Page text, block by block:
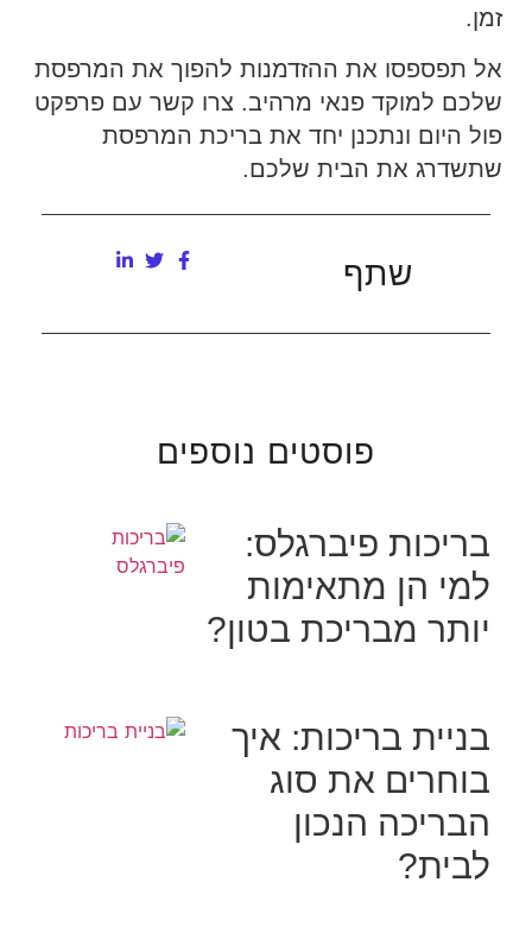
זמן.
אל תפספסו את ההזדמנות להפוך את המרפסת
שלכם למוקד פנאי מרהיב. צרו קשר עם פרפקט
פול היום ונתכנן יחד את בריכת המרפסת
שתשדרג את הבית שלכם.
שתף
פוסטים נוספים
בריכות פיברגלס:
למי הן מתאימות
יותר מבריכת בטון?
בניית בריכות: איך
בוחרים את סוג
הבריכה הנכון
לבית?